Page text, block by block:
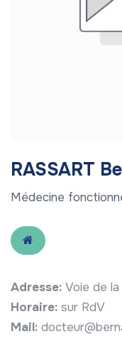
RASSART
Médecine
Adresse: Voie de
Horaire: sur RdV
Mail: